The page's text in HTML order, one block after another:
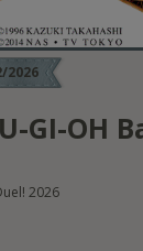
2026
GI-OH
2026